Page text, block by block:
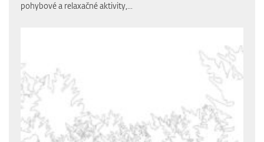
pohybové a relaxačné aktivity,...